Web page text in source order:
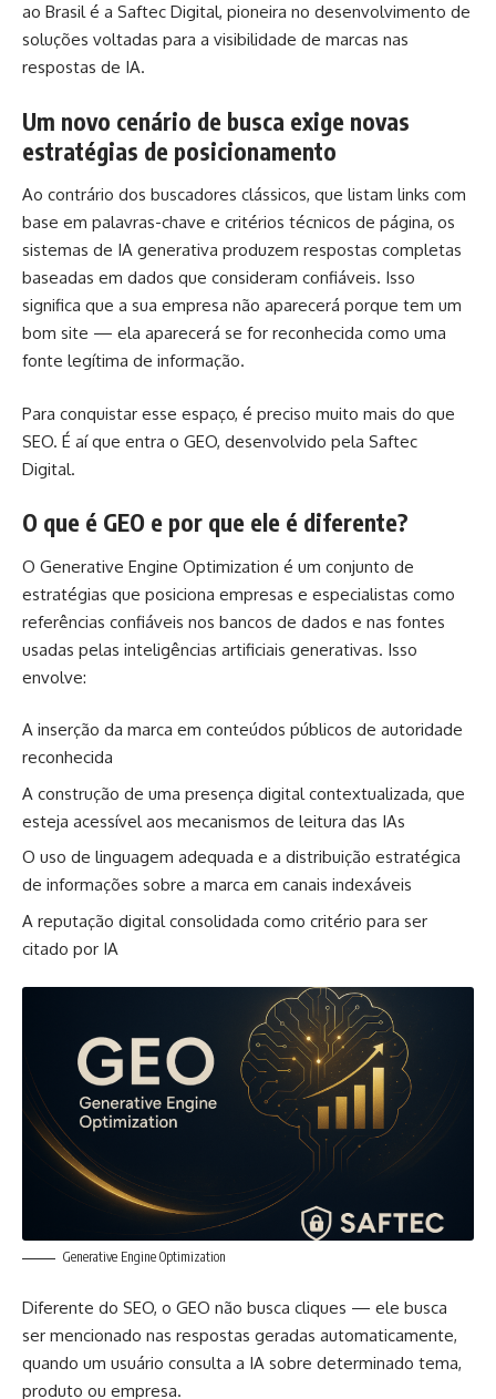
ao Brasil é a Saftec Digital, pioneira no desenvolvimento de
soluções voltadas para a visibilidade de marcas nas
respostas de IA.
Um novo cenário de busca exige novas
estratégias de posicionamento
Ao contrário dos buscadores clássicos, que listam links com
base em palavras-chave e critérios técnicos de página, os
sistemas de IA generativa produzem respostas completas
baseadas em dados que consideram confiáveis. Isso
significa que a sua empresa não aparecerá porque tem um
bom site — ela aparecerá se for reconhecida como uma
fonte legítima de informação.
Para conquistar esse espaço, é preciso muito mais do que
SEO. É aí que entra o GEO, desenvolvido pela Saftec
Digital.
O que é GEO e por que ele é diferente?
O Generative Engine Optimization é um conjunto de
estratégias que posiciona empresas e especialistas como
referências confiáveis nos bancos de dados e nas fontes
usadas pelas inteligências artificiais generativas. Isso
envolve:
A inserção da marca em conteúdos públicos de autoridade
reconhecida
A construção de uma presença digital contextualizada, que
esteja acessível aos mecanismos de leitura das IAs
O uso de linguagem adequada e a distribuição estratégica
de informações sobre a marca em canais indexáveis
A reputação digital consolidada como critério para ser
citado por IA
Generative Engine Optimization
Diferente do SEO, o GEO não busca cliques — ele busca
ser mencionado nas respostas geradas automaticamente,
quando um usuário consulta a IA sobre determinado tema,
produto ou empresa.